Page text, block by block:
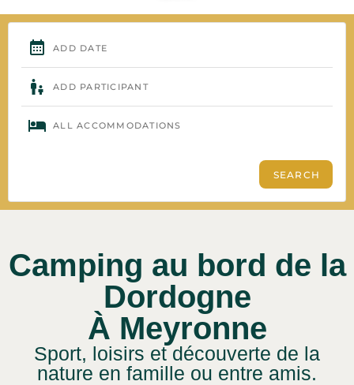
Camping au bord de la
Dordogne
À Meyronne
Sport, loisirs et découverte de la
nature en famille ou entre amis.